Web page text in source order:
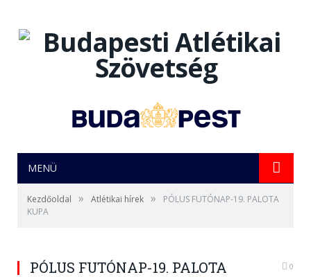
MENÜ
Kezdőoldal » Atlétikai hírek »
PÓLUS FUTÓNAP-19. PALOTA
KUPA
PÓLUS FUTÓNAP-19. PALOTA
0